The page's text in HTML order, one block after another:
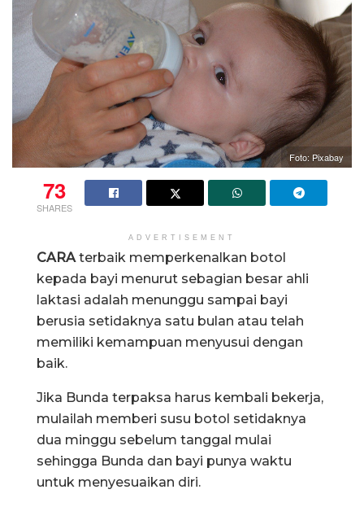
Foto: Pixabay
73
SHARES
ADVERTISEMENT
CARA terbaik memperkenalkan botol
kepada bayi menurut sebagian besar ahli
laktasi adalah menunggu sampai bayi
berusia setidaknya satu bulan atau telah
memiliki kemampuan menyusui dengan
baik.
Jika Bunda terpaksa harus kembali bekerja,
mulailah memberi susu botol setidaknya
dua minggu sebelum tanggal mulai
sehingga Bunda dan bayi punya waktu
untuk menyesuaikan diri.